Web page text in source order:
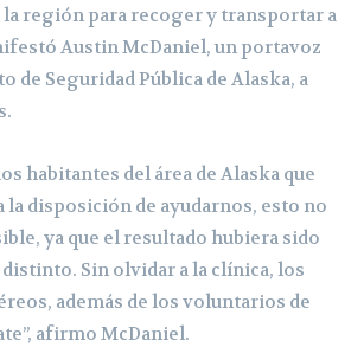
región para recoger y transportar a
Austin McDaniel, un portavoz
de Seguridad Pública de Alaska, a
habitantes del área de Alaska que
la disposición de ayudarnos, esto no
ya que el resultado hubiera sido
Sin olvidar a la clínica, los
además de los voluntarios de
afirmo McDaniel.